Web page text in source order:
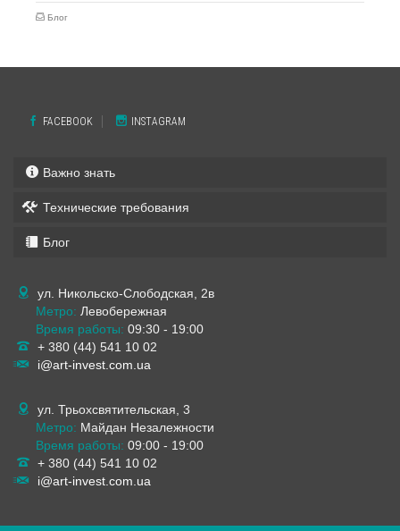
Блог
FACEBOOK INSTAGRAM
Важно знать
Технические требования
Блог
ул. Никольско-Слободская, 2в
Метро: Левобережная
Время работы: 09:30 - 19:00
+ 380 (44) 541 10 02
i@art-invest.com.ua
ул. Трьохсвятительская, 3
Метро: Майдан Незалежности
Время работы: 09:00 - 19:00
+ 380 (44) 541 10 02
i@art-invest.com.ua